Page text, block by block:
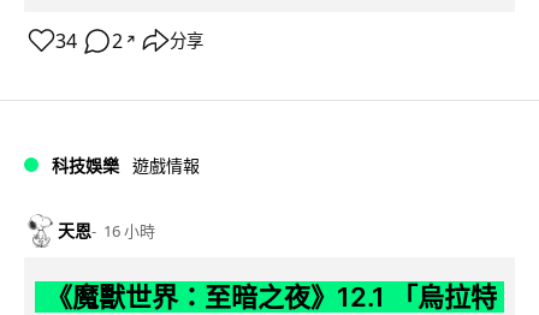
34 2 ↗ 分享
科技娛樂 遊戲情報
天恩 16 小時
《魔獸世界：至暗之夜》12.1 「烏拉特